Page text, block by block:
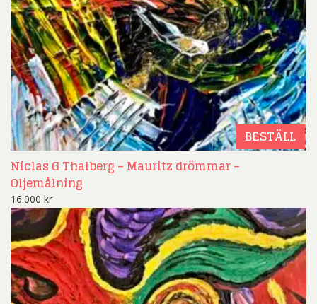
BESTÄLL
Niclas G Thalberg – Mauritz drömmar –
Oljemålning
16.000 kr